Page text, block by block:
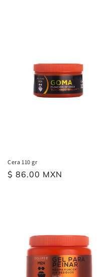
Cera 110 gr
Precio
$ 86.00 MXN